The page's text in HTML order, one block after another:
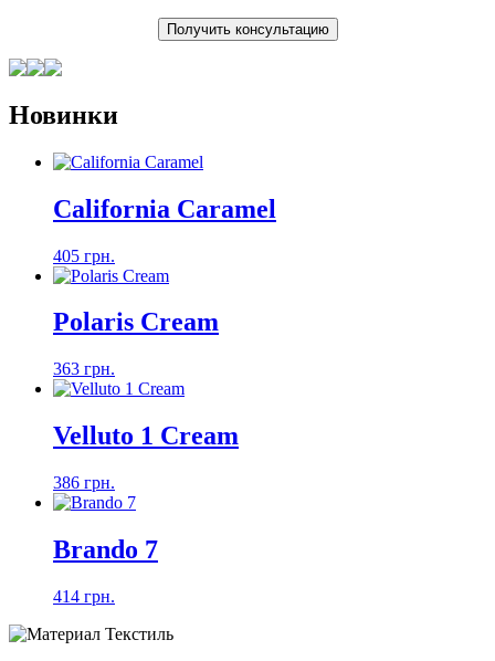
Получить консультацию
Новинки
California Caramel
405 грн.
Polaris Cream
363 грн.
Velluto 1 Cream
386 грн.
Brando 7
414 грн.